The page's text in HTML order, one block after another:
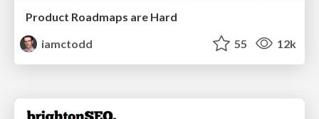
Product Roadmaps are Hard
iamctodd
55 12k